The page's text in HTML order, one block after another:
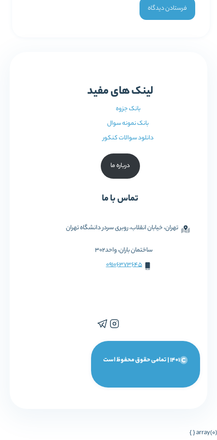
لینک های مفید
بانک جزوه
بانک نمونه سوال
دانلود سوالات کنکور
درباره ما
تماس با ما
تهران، خیابان انقلاب، روبری سردر دانشگاه تهران
ساختمان باران، واحد302
09106373645
1401 | تمامی حقوق محفوظ است
array(0) { }